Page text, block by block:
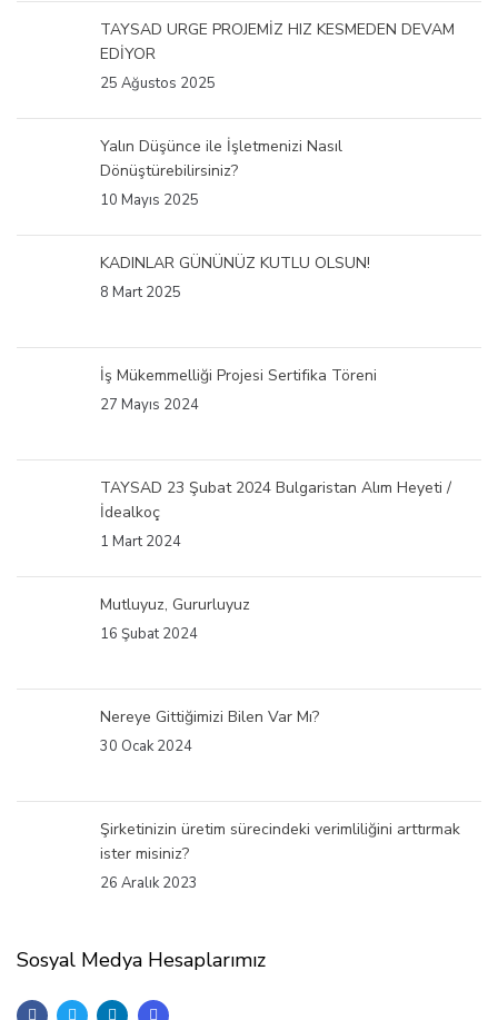
TAYSAD URGE PROJEMİZ HIZ KESMEDEN DEVAM
EDİYOR
25 Ağustos 2025
Yalın Düşünce ile İşletmenizi Nasıl
Dönüştürebilirsiniz?
10 Mayıs 2025
KADINLAR GÜNÜNÜZ KUTLU OLSUN!
8 Mart 2025
İş Mükemmelliği Projesi Sertifika Töreni
27 Mayıs 2024
TAYSAD 23 Şubat 2024 Bulgaristan Alım Heyeti /
İdealkoç
1 Mart 2024
Mutluyuz, Gururluyuz
16 Şubat 2024
Nereye Gittiğimizi Bilen Var Mı?
30 Ocak 2024
Şirketinizin üretim sürecindeki verimliliğini arttırmak
ister misiniz?
26 Aralık 2023
Sosyal Medya Hesaplarımız